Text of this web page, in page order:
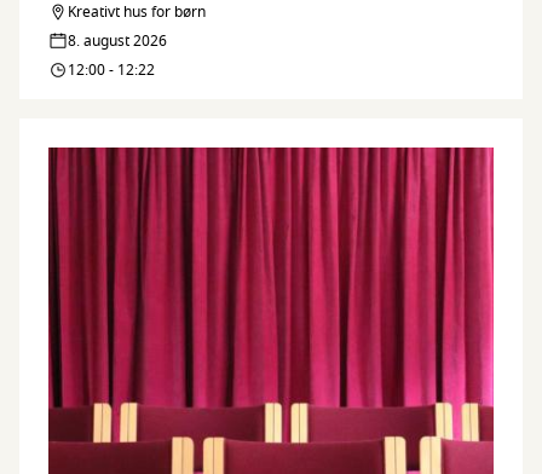
Film
for
Kreativt hus for børn
8. august 2026
12:00 - 12:22